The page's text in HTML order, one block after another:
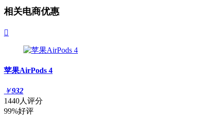
相关电商优惠

苹果AirPods 4
￥932
1440人评分
99%好评